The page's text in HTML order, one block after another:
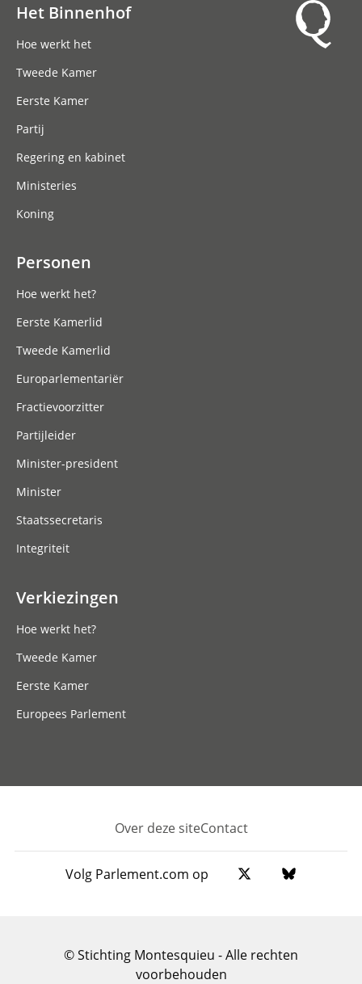
Het Binnenhof
Hoe werkt het
Tweede Kamer
Eerste Kamer
Partij
Regering en kabinet
Ministeries
Koning
Personen
Hoe werkt het?
Eerste Kamerlid
Tweede Kamerlid
Europarlementariër
Fractievoorzitter
Partijleider
Minister-president
Minister
Staatssecretaris
Integriteit
Verkiezingen
Hoe werkt het?
Tweede Kamer
Eerste Kamer
Europees Parlement
Footer
Over deze siteContact
Volg Parlement.com op
© Stichting Montesquieu - Alle rechten
voorbehouden